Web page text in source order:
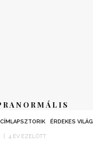
CÍMLAPSZTORIK ÉRDEKES VILÁG
4 ÉV EZELŐTT